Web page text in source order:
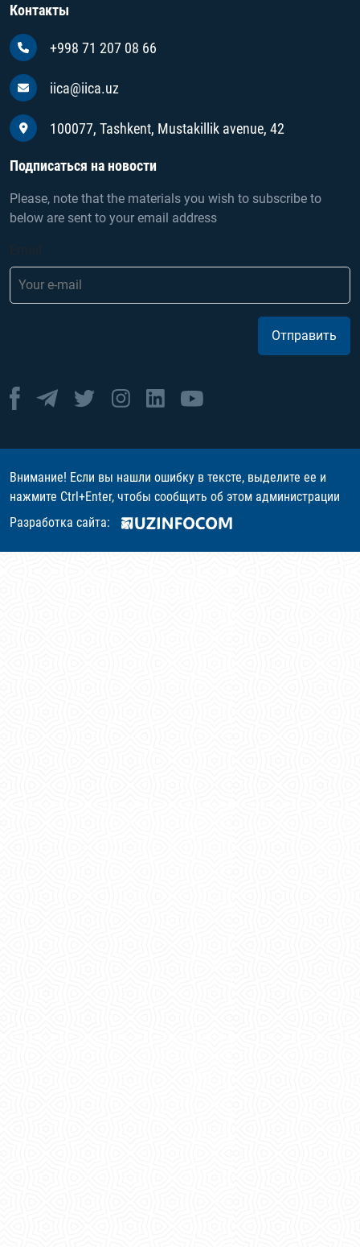
Контакты
+998 71 207 08 66
iica@iica.uz
100077, Tashkent, Mustakillik avenue, 42
Подписаться на новости
Please, note that the materials you wish to subscribe to
below are sent to your email address
Отправить
Внимание! Если вы нашли ошибку в тексте, выделите ее и
нажмите Ctrl+Enter, чтобы сообщить об этом администрации
Разработка сайта: